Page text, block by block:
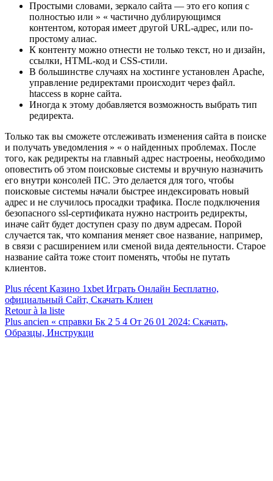
Простыми словами, зеркало сайта — это его копия с
полностью или » « частично дублирующимся
контентом, которая имеет другой URL-адрес, или по-
простому алиас.
К контенту можно отнести не только текст, но и дизайн,
ссылки, HTML-код и CSS-стили.
В большинстве случаях на хостинге установлен Apache,
управление редиректами происходит через файл.
htaccess в корне сайта.
Иногда к этому добавляется возможность выбрать тип
редиректа.
Только так вы сможете отслеживать изменения сайта в поиске
и получать уведомления » « о найденных проблемах. После
того, как редиректы на главный адрес настроены, необходимо
оповестить об этом поисковые системы и вручную назначить
его внутри консолей ПС. Это делается для того, чтобы
поисковые системы начали быстрее индексировать новый
адрес и не случилось просадки трафика. После подключения
безопасного ssl-сертификата нужно настроить редиректы,
иначе сайт будет доступен сразу по двум адресам. Порой
случается так, что компания меняет свое название, например,
в связи с расширением или сменой вида деятельности. Старое
название сайта тоже стоит поменять, чтобы не путать
клиентов.
Plus récent Казино 1xbet Играть Онлайн Бесплатно,
официальный Сайт, Скачать Клиен
Retour à la liste
Plus ancien « справки Бк 2 5 4 От 26 01 2024: Скачать,
Образцы, Инструкци